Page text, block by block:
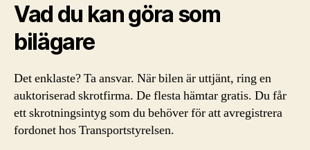
Vad du kan göra som
bilägare
Det enklaste? Ta ansvar. När bilen är uttjänt, ring en
auktoriserad skrotfirma. De flesta hämtar gratis. Du får
ett skrotningsintyg som du behöver för att avregistrera
fordonet hos Transportstyrelsen.